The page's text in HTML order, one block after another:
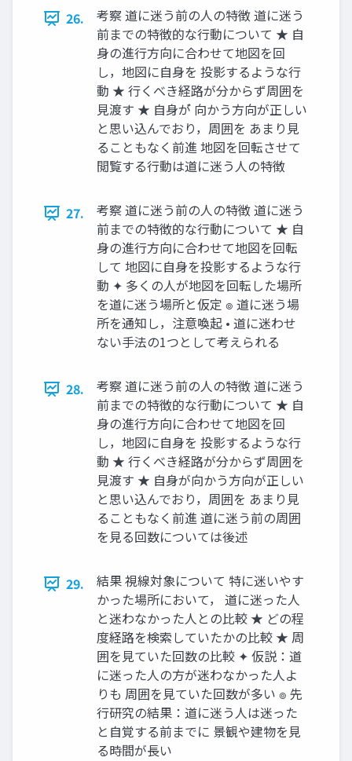
26.
考察 道に迷う前の人の特徴 道に迷う
前までの特徴的な行動について ★ 自
身の進行方向に合わせて地図を回
し，地図に自身を 投影するような行
動 ★ 行くべき経路が分からず周囲を
見渡す ★ 自身が゙ 向かう方向が正しい
と思い込んでおり，周囲を あまり見
ることもなく前進 地図を回転させて
閲覧する行動は道に迷う人の特徴
27.
考察 道に迷う前の人の特徴 道に迷う
前までの特徴的な行動について ★ 自
身の進行方向に合わせて地図を回転
して 地図に自身を投影するような行
動 ✦ 多くの人が地図を回転した場所
を道に迷う場所と仮定 ๏ 道に迷う場
所を通知し，注意喚起 • 道に迷わせ
ない手法の1つとして考えられる
28.
考察 道に迷う前の人の特徴 道に迷う
前までの特徴的な行動について ★ 自
身の進行方向に合わせて地図を回
し，地図に自身を 投影するような行
動 ★ 行くべき経路が分からず周囲を
見渡す ★ 自身が向かう方向が正しい
と思い込んでおり，周囲を あまり見
ることもなく前進 道に迷う前の周囲
を見る回数については後述
29.
結果 視線対象について 特に迷いやす
かった場所において， 道に迷った人
と迷わなかった人との比較 ★ どの程
度経路を検索していたかの比較 ★ 周
囲を見ていた回数の比較 ✦ 仮説：道
に迷った人の方が迷わなかった人よ
りも 周囲を見ていた回数が多い ๏ 先
行研究の結果：道に迷う人は迷った
と自覚する前までに 景観や建物を見
る時間が長い